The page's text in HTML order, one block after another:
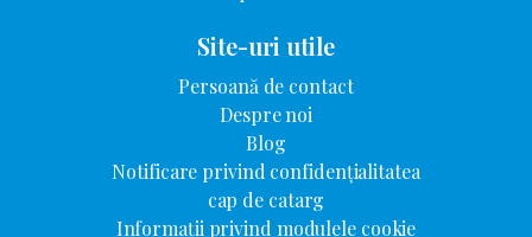
Site-uri utile
Persoană de contact
Despre noi
Blog
Notificare privind confidențialitatea
cap de catarg
Informații privind modulele cookie